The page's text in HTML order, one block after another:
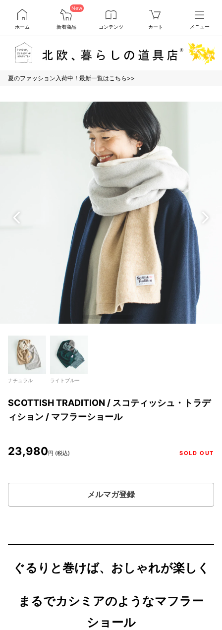
ホーム
New
新着商品 コンテンツ カート メニュー
夏のファッション入荷中！最新一覧はこちら>>
ナチュラル ライトブルー
SCOTTISH TRADITION / スコティッシュ・トラデ
ィション / マフラーショール
23,980円 (税込) SOLD OUT
メルマガ登録
ぐるりと巻けば、おしゃれが楽しく
まるでカシミアのようなマフラー
ショール